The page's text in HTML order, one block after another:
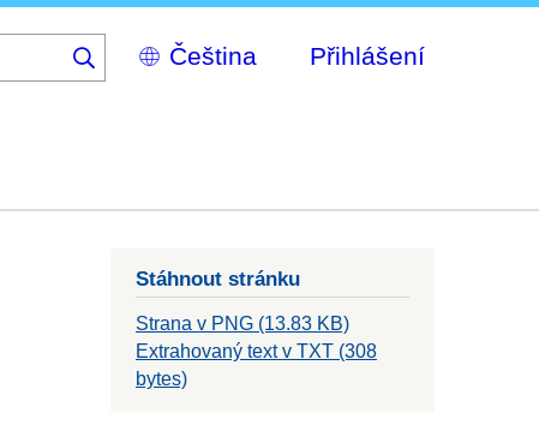
Select
your
Přihlášení
Stáhnout stránku
Strana v PNG (13.83 KB)
Extrahovaný text v TXT (308
bytes)